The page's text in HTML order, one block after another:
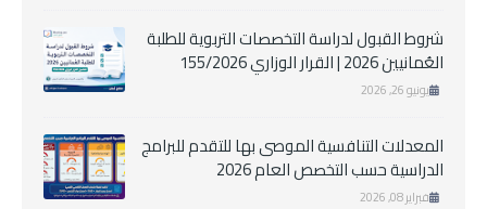
شروط القبول لدراسة التخصصات التربوية للطلبة
العُمانيين 2026 | القرار الوزاري 155/2026
يونيو 26, 2026
المعدلات التنافسية الموصى بها للتقدم للبرامج
الدراسية حسب التخصص العام 2026
فبراير 08, 2026